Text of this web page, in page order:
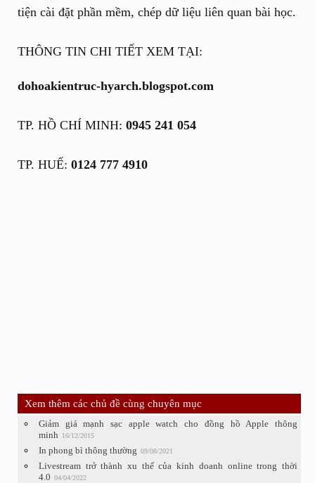
tiện cài đặt phần mềm, chép dữ liệu liên quan bài học.
THÔNG TIN CHI TIẾT XEM TẠI:
dohoakientruc-hyarch.blogspot.com
TP. HỒ CHÍ MINH: 0945 241 054
TP. HUẾ: 0124 777 4910
Xem thêm các chủ đề cùng chuyên mục
Giảm giá mạnh sạc apple watch cho đồng hồ Apple thông
minh
16/12/2015
In phong bì thông thường 09/08/2021
Livestream trở thành xu thế của kinh doanh online trong thời
4.0 04/04/2022